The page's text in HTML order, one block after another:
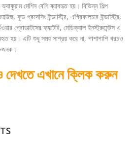
মেশিন বেশি ব্যাবহৃত হয়। বিভিন্ন শিল্প
ফুড প্রসেসিং ইন্ডাস্ট্রি, এগ্রিকালচার ইন্ডাস্ট্রি,
প্রোডাক্টসের ফ্যাক্টরি, মেডিক্যাল ইনস্ট্রুমেন্টস এ
হয়। এটি শুধু সময় সাশ্রয় করে না, পাশাপাশি খরচও
দেখতে এখানে ক্লিক করুন